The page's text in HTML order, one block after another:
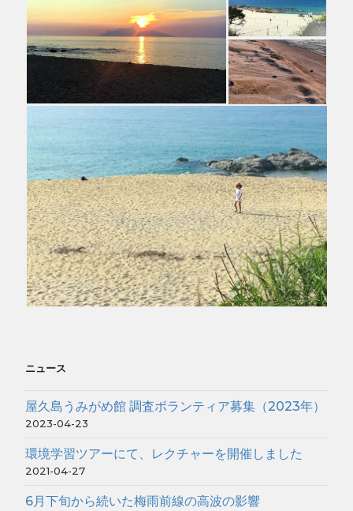
ニュース
屋久島うみがめ館 調査ボランティア募集（2023年）
2023-04-23
環境学習ツアーにて、レクチャーを開催しました
2021-04-27
6月下旬から続いた梅雨前線の高波の影響